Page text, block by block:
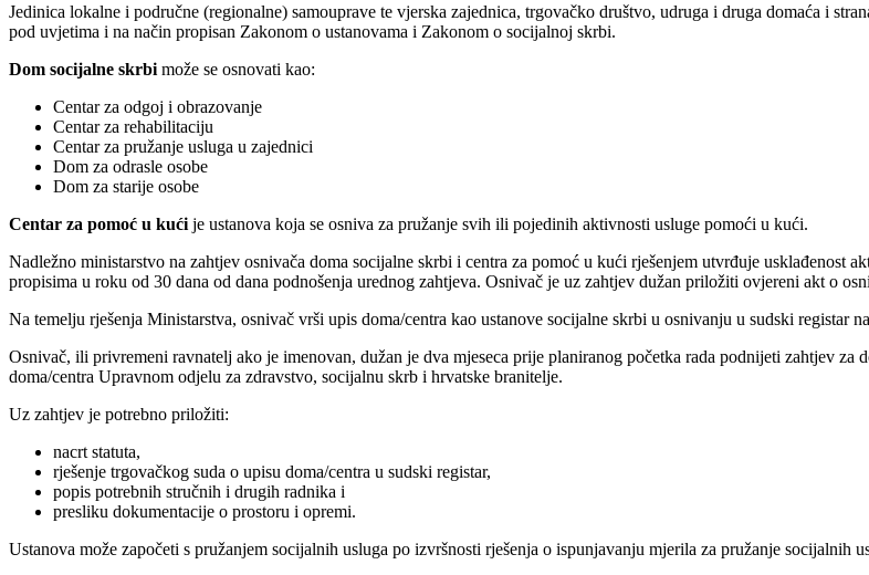
Jedinica lokalne i područne (regionalne) samouprave te vjerska zajednica, trgovačko društvo, udruga i druga domaća i
pod uvjetima i na način propisan Zakonom o ustanovama i Zakonom o socijalnoj skrbi.
Dom socijalne skrbi može se osnovati kao:
Centar za odgoj i obrazovanje
Centar za rehabilitaciju
Centar za pružanje usluga u zajednici
Dom za odrasle osobe
Dom za starije osobe
Centar za pomoć u kući je ustanova koja se osniva za pružanje svih ili pojedinih aktivnosti usluge pomoći u kući.
Nadležno ministarstvo na zahtjev osnivača doma socijalne skrbi i centra za pomoć u kući rješenjem utvrđuje usklađenost
propisima u roku od 30 dana od dana podnošenja urednog zahtjeva. Osnivač je uz zahtjev dužan priložiti ovjereni akt o
Na temelju rješenja Ministarstva, osnivač vrši upis doma/centra kao ustanove socijalne skrbi u osnivanju u sudski registar
Osnivač, ili privremeni ravnatelj ako je imenovan, dužan je dva mjeseca prije planiranog početka rada podnijeti zahtjev
doma/centra Upravnom odjelu za zdravstvo, socijalnu skrb i hrvatske branitelje.
Uz zahtjev je potrebno priložiti:
nacrt statuta,
rješenje trgovačkog suda o upisu doma/centra u sudski registar,
popis potrebnih stručnih i drugih radnika i
presliku dokumentacije o prostoru i opremi.
Ustanova može započeti s pružanjem socijalnih usluga po izvršnosti rješenja o ispunjavanju mjerila za pružanje socijalnih